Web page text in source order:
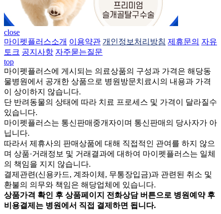
close
마이펫플러스소개 이용약관 개인정보처리방침 제휴문의 자유
토크 공지사항 자주묻는질문
top
마이펫플러스에 게시되는 의료상품의 구성과 가격은 해당동
물병원에서 공개한 상품으로 병원방문치료시의 내용과 가격
이 상이하지 않습니다.
단 반려동물의 상태에 따라 치료 프로세스 및 가격이 달라질수
있습니다.
마이펫플러스는 통신판매중개자이며 통신판매의 당사자가 아
닙니다.
따라서 제휴사의 판매상품에 대해 직접적인 관여를 하지 않으
며 상품·거래정보 및 거래결과에 대하여 마이펫플러스는 일체
의 책임을 지지 않습니다.
결제관련(신용카드, 계좌이체, 무통장입금)과 관련된 취소 및
환불의 의무와 책임은 해당업체에 있습니다.
상품가격 확인 후 상품페이지 전화상담 버튼으로 병원예약 후
비용결제는 병원에서 직접 결제하면 됩니다.